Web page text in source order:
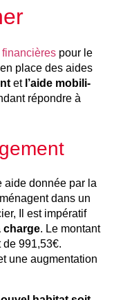
pour le
place des aides
et l’aide mobili-
répondre à
aide donnée par la
dans un
Il est impératif
charge. Le montant
de 991,53€.
une augmentation